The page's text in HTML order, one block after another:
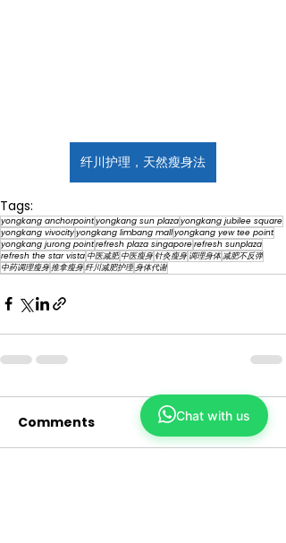
纤川护理，天然瘦身法
Tags:
yongkang anchorpointyongkang sun plazayongkang jubilee square
yongkang vivocityyongkang limbang mallyongkang yew tee point
yongkang jurong pointrefresh plaza singaporerefresh sunplaza
refresh the star vista 中医减肥 中医瘦身 针灸瘦身 调理身体减肥不反弹
中药调理瘦身推拿瘦身纤川减肥护理身体代谢
Comments Chat with us